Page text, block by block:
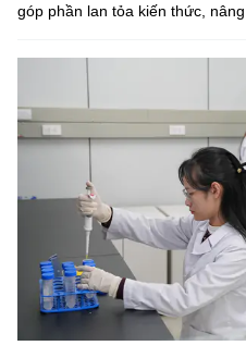
góp phần lan tỏa kiến thức,